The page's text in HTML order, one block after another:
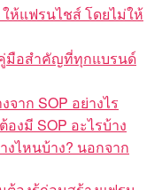
ห้แฟรนไชส์ โดยไม่ให้
มือสำคัญที่ทุกแบรนด์
จาก SOP อย่างไร
งมี SOP อะไรบ้าง
งไหนบ้าง? นอกจาก